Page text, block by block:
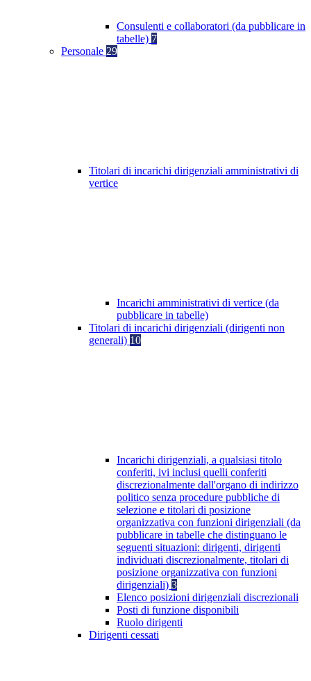
Consulenti e collaboratori (da pubblicare in
tabelle) 7
Personale 29
Titolari di incarichi dirigenziali amministrativi di
vertice
Incarichi amministrativi di vertice (da
pubblicare in tabelle)
Titolari di incarichi dirigenziali (dirigenti non
generali) 10
Incarichi dirigenziali, a qualsiasi titolo
conferiti, ivi inclusi quelli conferiti
discrezionalmente dall'organo di indirizzo
politico senza procedure pubbliche di
selezione e titolari di posizione
organizzativa con funzioni dirigenziali (da
pubblicare in tabelle che distinguano le
seguenti situazioni: dirigenti, dirigenti
individuati discrezionalmente, titolari di
posizione organizzativa con funzioni
dirigenziali) 3
Elenco posizioni dirigenziali discrezionali
Posti di funzione disponibili
Ruolo dirigenti
Dirigenti cessati